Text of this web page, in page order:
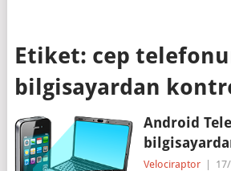
Etiket: cep
bilgisayardan
Android
Velociraptor